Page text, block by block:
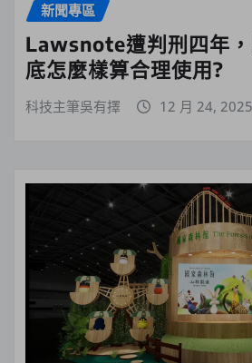
新聞專區
Lawsnote遭判刑四年，
底怎麼樣算合理使用?
科技主筆吳有擇 12 月 24, 2025